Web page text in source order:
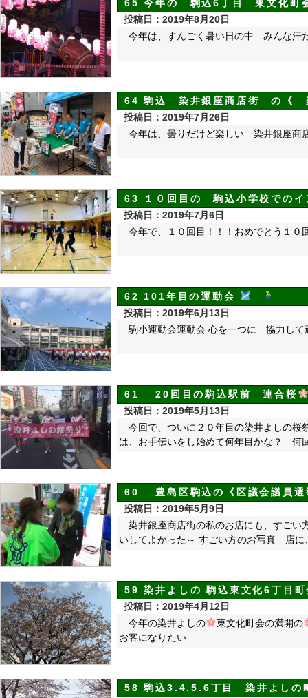
65 今年の 駒込6丁目 東文化町
投稿日：2019年8月20日
今年は、すんごく暑い日の中 みんな汗
64 駒込 染井銀座商店街 の《
投稿日：2019年7月26日
今年は、曇りだけど楽しい 染井銀座商
63 １０回目の 駒込小学校でのイ
投稿日：2019年7月6日
今年で、１０回目！！！おめでとう１０
62 101年目の運動会
投稿日：2019年6月13日
駒小運動会運動会 心を一つに 協力して
61 20回目の駒込駅前 連合桜
投稿日：2019年5月13日
今回で、ついに２０年目の染井よし
は、お手伝いをし始めて何年目かな？ 何
60 豊島区駒込の《区議会議員
投稿日：2019年5月9日
染井銀座商店街の私のお店にも、すご
いしてよかった～ すごい方のお写真 店に
59 染井よしの 駒込東文化6丁目
投稿日：2019年4月12日
今年の染井よしの
東文化町会の満開の
お客になりたい
58 駒込3.4.5.6丁目 染井よし